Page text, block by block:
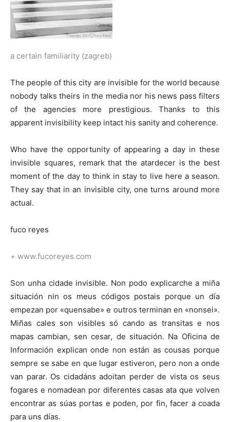
a certain familiarity (zagreb)
The people of this city are invisible for the world because
nobody talks theirs in the media nor his news pass filters
of the agencies more prestigious. Thanks to this
apparent invisibility keep intact his sanity and coherence.
Who have the opportunity of appearing a day in these
invisible squares, remark that the atardecer is the best
moment of the day to think in stay to live here a season.
They say that in an invisible city, one turns around more
actual.
fuco reyes
+ www.fucoreyes.com
Son unha cidade invisible. Non podo explicarche a miña
situación nin os meus códigos postais porque un día
empezan por «quensabe» e outros terminan en «nonsei».
Miñas cales son visibles só cando as transitas e nos
mapas cambian, sen cesar, de situación. Na Oficina de
Información explican onde non están as cousas porque
sempre se sabe en que lugar estiveron, pero non a onde
van parar. Os cidadáns adoitan perder de vista os seus
fogares e nomadean por diferentes casas ata que volven
encontrar as súas portas e poden, por fin, facer a coada
para uns días.